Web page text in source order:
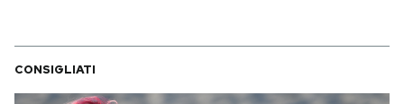
CONSIGLIATI